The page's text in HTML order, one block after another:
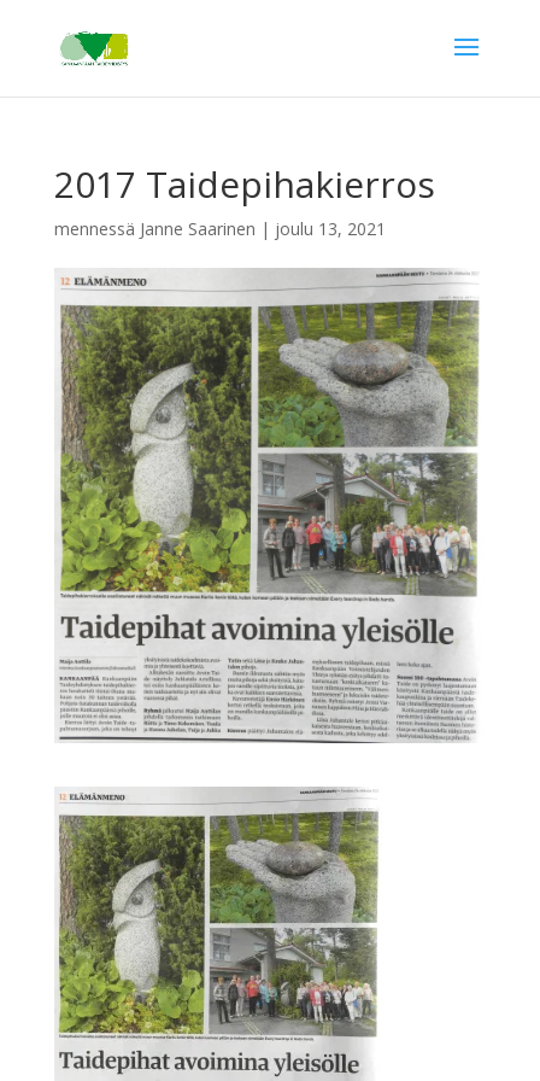
2017 Taidepihakierros
mennessä Janne Saarinen | joulu 13, 2021